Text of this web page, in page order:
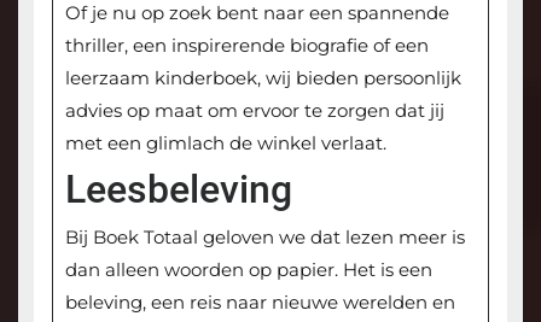
Of je nu op zoek bent naar een spannende
thriller, een inspirerende biografie of een
leerzaam kinderboek, wij bieden persoonlijk
advies op maat om ervoor te zorgen dat jij
met een glimlach de winkel verlaat.
Leesbeleving
Bij Boek Totaal geloven we dat lezen meer is
dan alleen woorden op papier. Het is een
beleving, een reis naar nieuwe werelden en